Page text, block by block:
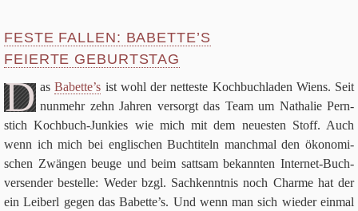
FESTE FALLEN: BABETTE’S
FEIERTE GEBURTSTAG
D asBabette’s ist wohl der net­te­ste Koch­buch­la­den Wiens. Seit
nun­mehr zehn Jah­ren ver­sorgt das Team um Natha­lie Pern­
stich Koch­buch-Jun­kies wie mich mit dem neue­sten Stoff. Auch
wenn ich mich bei eng­li­schen Buch­ti­teln manch­mal den öko­no­mi­
schen Zwän­gen beuge und beim satt­sam bekann­ten Inter­net-Buch­
ver­sen­der bestelle: Weder bzgl. Sach­kennt­nis noch Charme hat der
ein Lei­berl gegen das Babette’s. Und wenn man sich wie­der ein­mal